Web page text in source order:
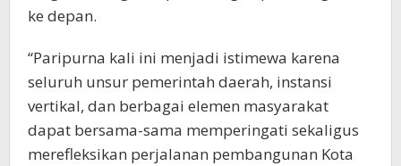
ke depan.
“Paripurna kali ini menjadi istimewa karena
seluruh unsur pemerintah daerah, instansi
vertikal, dan berbagai elemen masyarakat
dapat bersama-sama memperingati sekaligus
merefleksikan perjalanan pembangunan Kota